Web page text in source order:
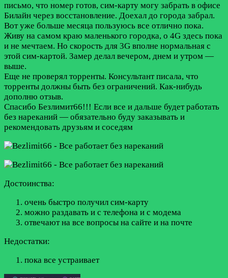
письмо, что номер готов, сим-карту могу забрать в офисе
Билайн через восстановление. Доехал до города забрал.
Вот уже больше месяца пользуюсь все отлично пока.
Живу на самом краю маленького городка, о 4G здесь пока
и не мечтаем. Но скорость для 3G вполне нормальная с
этой сим-картой. Замер делал вечером, днем и утром —
выше.
Еще не проверял торренты. Консультант писала, что
торренты должны быть без ограничений. Как-нибудь
дополню отзыв.
Спасибо Безлимит66!!! Если все и дальше будет работать
без нареканий — обязательно буду заказывать и
рекомендовать друзьям и соседям
Достоинства:
очень быстро получил сим-карту
можно раздавать и с телефона и с модема
отвечают на все вопросы на сайте и на почте
Недостатки:
пока все устраивает